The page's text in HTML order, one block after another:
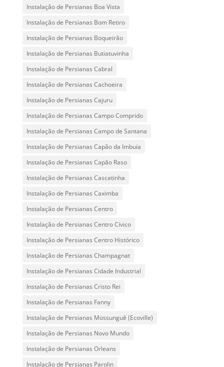
Instalação de Persianas Boa Vista
Instalação de Persianas Bom Retiro
Instalação de Persianas Boqueirão
Instalação de Persianas Butiatuvinha
Instalação de Persianas Cabral
Instalação de Persianas Cachoeira
Instalação de Persianas Cajuru
Instalação de Persianas Campo Comprido
Instalação de Persianas Campo de Santana
Instalação de Persianas Capão da Imbuia
Instalação de Persianas Capão Raso
Instalação de Persianas Cascatinha
Instalação de Persianas Caximba
Instalação de Persianas Centro
Instalação de Persianas Centro Cívico
Instalação de Persianas Centro Histórico
Instalação de Persianas Champagnat
Instalação de Persianas Cidade Industrial
Instalação de Persianas Cristo Rei
Instalação de Persianas Fanny
Instalação de Persianas Mossunguê (Ecoville)
Instalação de Persianas Novo Mundo
Instalação de Persianas Orleans
Instalação de Persianas Parolin